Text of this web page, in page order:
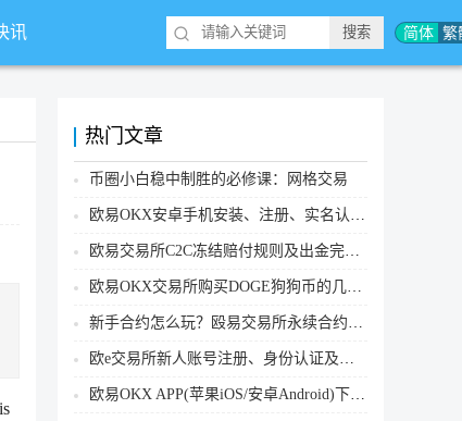
简体 繁
讯
热门文章
币圈小白稳中制胜的必修课：网格交易
欧易OKX安卓手机安装、注册、实名认证、买币转账新手实操教程
欧易交易所C2C冻结赔付规则及出金完整流程
欧易OKX交易所购买DOGE狗狗币的几个方式汇总
新手合约怎么玩？殴易交易所永续合约操作步骤教程(APP/Web端)
欧e交易所新人账号注册、身份认证及安全设置教程
欧易OKX APP(苹果iOS/安卓Android)下载图文教程